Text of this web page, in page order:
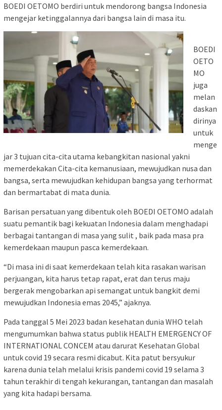
BOEDI OETOMO berdiri untuk mendorong bangsa Indonesia
mengejar ketinggalannya dari bangsa lain di masa itu.
BOEDI
OETO
MO
juga
melan
daskan
dirinya
untuk
menge
jar 3 tujuan cita-cita utama kebangkitan nasional yakni
memerdekakan Cita-cita kemanusiaan, mewujudkan nusa dan
bangsa, serta mewujudkan kehidupan bangsa yang terhormat
dan bermartabat di mata dunia.
Barisan persatuan yang dibentuk oleh BOEDI OETOMO adalah
suatu pemantik bagi kekuatan Indonesia dalam menghadapi
berbagai tantangan di masa yang sulit , baik pada masa pra
kemerdekaan maupun pasca kemerdekaan.
“Di masa ini di saat kemerdekaan telah kita rasakan warisan
perjuangan, kita harus tetap rapat, erat dan terus maju
bergerak mengobarkan api semangat untuk bangkit demi
mewujudkan Indonesia emas 2045,” ajaknya.
Pada tanggal 5 Mei 2023 badan kesehatan dunia WHO telah
mengumumkan bahwa status publik HEALTH EMERGENCY OF
INTERNATIONAL CONCEM atau darurat Kesehatan Global
untuk covid 19 secara resmi dicabut. Kita patut bersyukur
karena dunia telah melalui krisis pandemi covid 19 selama 3
tahun terakhir di tengah kekurangan, tantangan dan masalah
yang kita hadapi bersama.